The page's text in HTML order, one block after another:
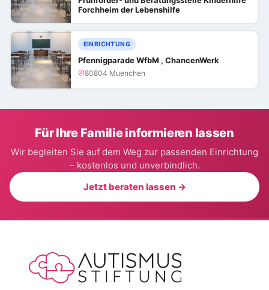
Forchheim der Lebenshilfe
EINRICHTUNG
Pfennigparade WfbM , ChancenWerk
80804 Muenchen
Für Ihre Familie informieren lassen
Wir begleiten Sie auf dem Weg zur passenden Einrichtung
– kostenlos und unverbindlich.
Jetzt beraten lassen →